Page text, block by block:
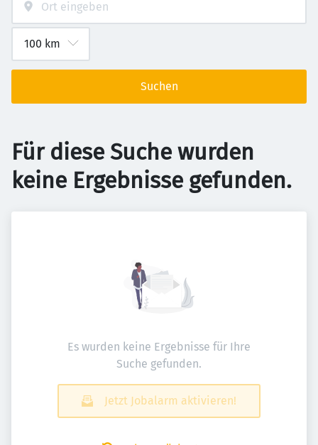
Suchen
Für diese Suche wurden
keine Ergebnisse gefunden.
Es wurden keine Ergebnisse für Ihre
Suche gefunden.
Jetzt Jobalarm aktivieren!